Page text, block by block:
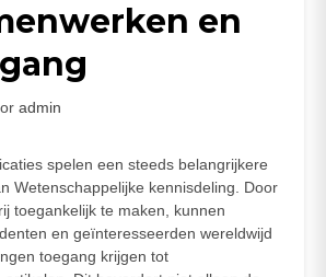
en
admin
spelen een steeds belangrijkere
Wetenschappelijke kennisdeling. Door
toegankelijk te maken, kunnen
en geïnteresseerden wereldwijd
toegang krijgen tot